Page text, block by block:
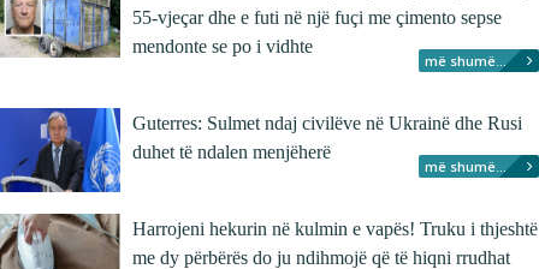
55-vjeçar dhe e futi në një fuçi me çimento sepse
mendonte se po i vidhte
më shumë...
Guterres: Sulmet ndaj civilëve në Ukrainë dhe Rusi
duhet të ndalen menjëherë
më shumë...
Harrojeni hekurin në kulmin e vapës! Truku i thjeshtë
me dy përbërës do ju ndihmojë që të hiqni rrudhat